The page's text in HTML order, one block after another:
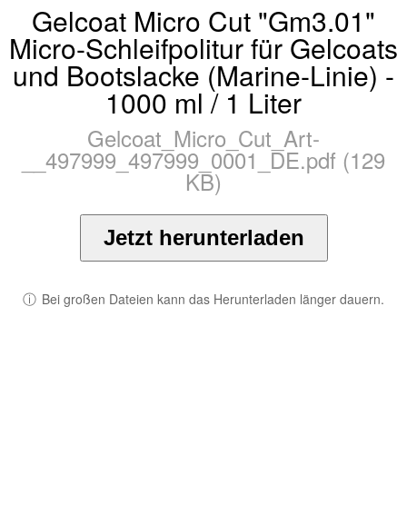
Gelcoat Micro Cut "Gm3.01"
Micro-Schleifpolitur für Gelcoats
und Bootslacke (Marine-Linie) -
1000 ml / 1 Liter
Gelcoat_Micro_Cut_Art-
__497999_497999_0001_DE.pdf (129
KB)
Jetzt herunterladen
ⓘ Bei großen Dateien kann das Herunterladen länger dauern.